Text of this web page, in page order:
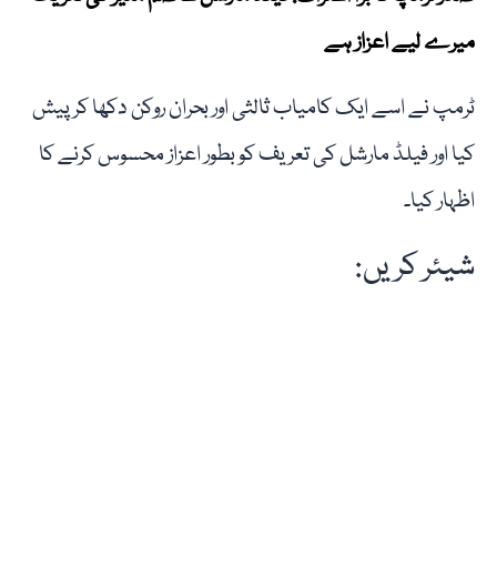
میرے لیے اعزاز ہے
ٹرمپ نے اسے ایک کامیاب ثالثی اور بحران روکن دکھا کر پیش
کیا اور فیلڈ مارشل کی تعریف کو بطور اعزاز محسوس کرنے کا
اظہار کیا۔
شیئر کریں: